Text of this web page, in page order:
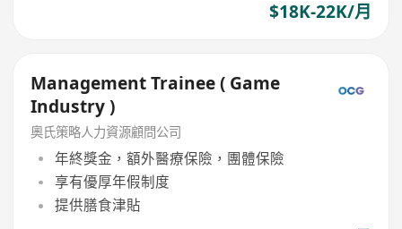
$18K-22K/月
Management Trainee ( Game
Industry )
奧氏策略人力資源顧問公司
年終獎金，額外醫療保險，團體保險
享有優厚年假制度
提供膳食津貼